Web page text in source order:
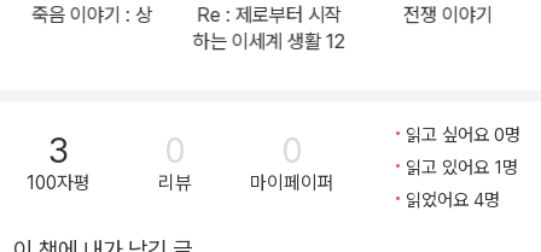
죽음 이야기 : 상
Re : 제로부터 시작
하는 이세계 생활 12
전쟁 이야기
3
100자평
0
리뷰
0
마이페이퍼
읽고 싶어요 0명
읽고 있어요 1명
읽었어요 4명